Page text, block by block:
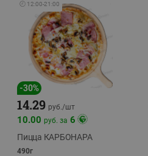
🕘 12:00-21:00
-30%
14.29 руб./шт
10.00 руб. за 6
Пицца КАРБОНАРА
490г